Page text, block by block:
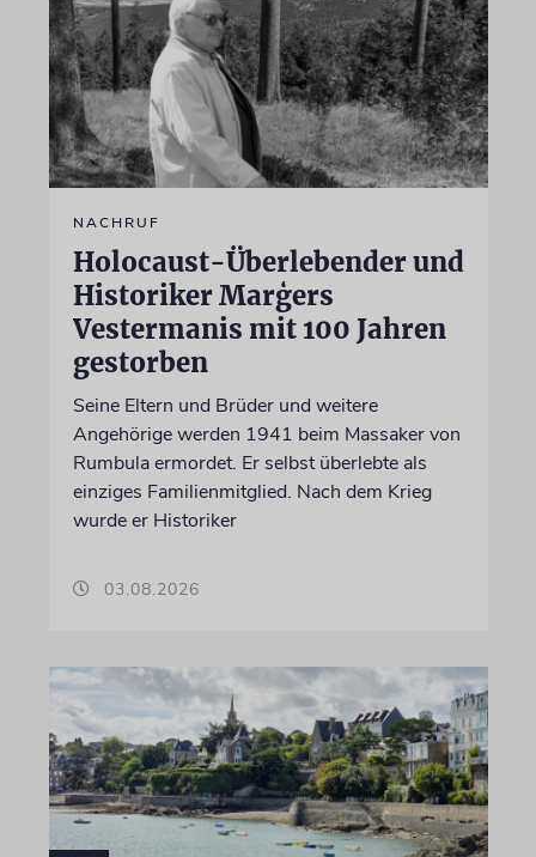
NACHRUF
Holocaust-Überlebender und
Historiker Marģers
Vestermanis mit 100 Jahren
gestorben
Seine Eltern und Brüder und weitere
Angehörige werden 1941 beim Massaker von
Rumbula ermordet. Er selbst überlebte als
einziges Familienmitglied. Nach dem Krieg
wurde er Historiker
03.08.2026